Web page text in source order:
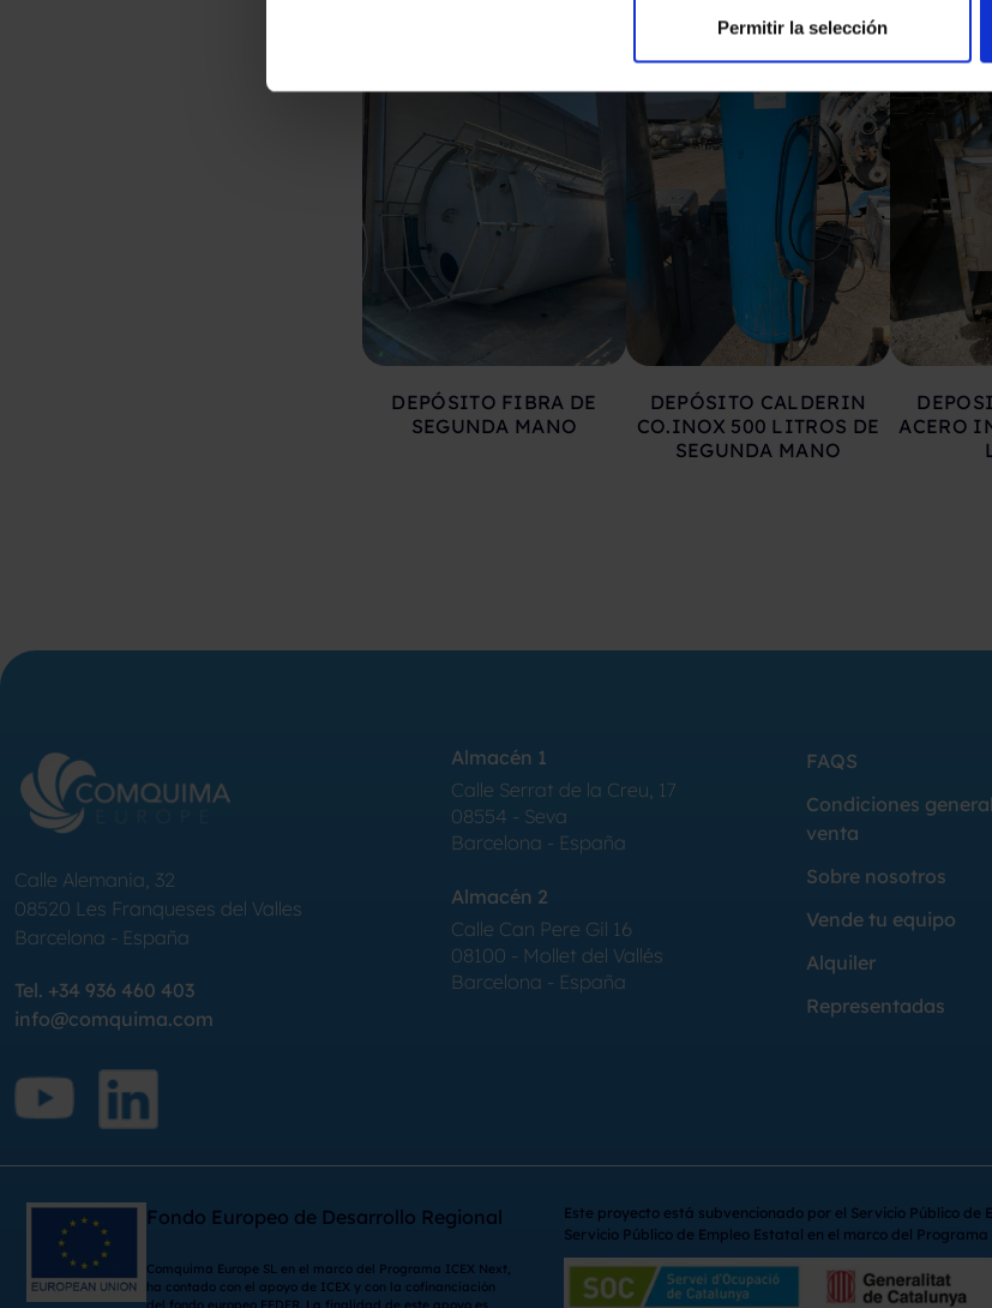
Permitir la selección
DEPÓSITO FIBRA DE
SEGUNDA MANO
DEPÓSITO CALDERIN
CO.INOX 500 LITROS DE
SEGUNDA MANO
ACERO
Calle Alemania, 32
08520 Les Franqueses del Valles
Barcelona - España
Tel. +34 936 460 403
info@comquima.com
Almacén 1
Calle Serrat de la Creu, 17
08554 - Seva
Barcelona - España
Almacén 2
Calle Can Pere Gil 16
08100 - Mollet del Vallés
Barcelona - España
FAQS
Condiciones
venta
Sobre nosotros
Vende tu equipo
Alquiler
Representadas
Fondo Europeo de Desarrollo Regional
Comquima Europe SL en el marco del Programa ICEX Next,
ha contado con el apoyo de ICEX y con la cofinanciación
Este proyecto está subvencionado por el Servicio Público de
Servicio Público de Empleo Estatal en el marco del Programa